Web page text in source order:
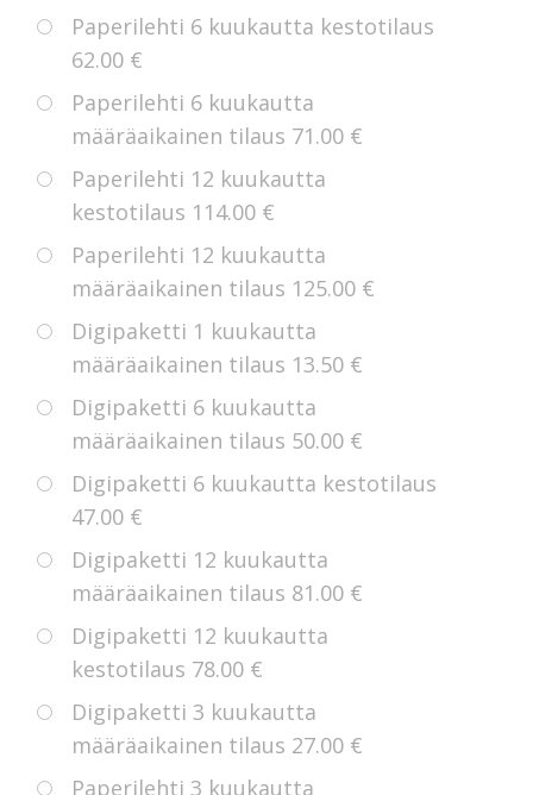
Paperilehti 6 kuukautta kestotilaus
62.00 €
Paperilehti 6 kuukautta
määräaikainen tilaus 71.00 €
Paperilehti 12 kuukautta
kestotilaus 114.00 €
Paperilehti 12 kuukautta
määräaikainen tilaus 125.00 €
Digipaketti 1 kuukautta
määräaikainen tilaus 13.50 €
Digipaketti 6 kuukautta
määräaikainen tilaus 50.00 €
Digipaketti 6 kuukautta kestotilaus
47.00 €
Digipaketti 12 kuukautta
määräaikainen tilaus 81.00 €
Digipaketti 12 kuukautta
kestotilaus 78.00 €
Digipaketti 3 kuukautta
määräaikainen tilaus 27.00 €
Paperilehti 3 kuukautta